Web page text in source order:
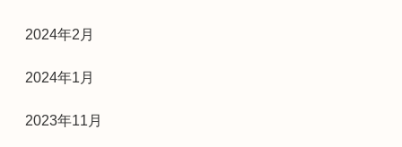
2024年2月
2024年1月
2023年11月